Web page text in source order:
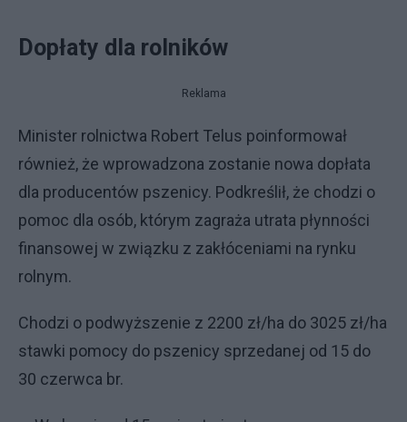
Dopłaty dla rolników
Reklama
Minister rolnictwa Robert Telus poinformował
również, że wprowadzona zostanie nowa dopłata
dla producentów pszenicy. Podkreślił, że chodzi o
pomoc dla osób, którym zagraża utrata płynności
finansowej w związku z zakłóceniami na rynku
rolnym.
Chodzi o podwyższenie z 2200 zł/ha do 3025 zł/ha
stawki pomocy do pszenicy sprzedanej od 15 do
30 czerwca br.